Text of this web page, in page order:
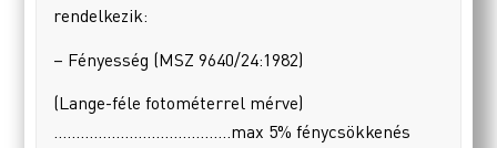
rendelkezik:
– Fényesség (MSZ 9640/24:1982)
(Lange-féle fotométerrel mérve)
………………………………….max 5% fénycsökkenés